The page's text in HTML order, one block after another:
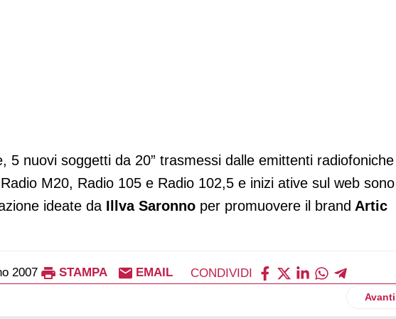
5 nuovi soggetti da 20” trasmessi dalle emittenti radiofoniche
M20, Radio 105 e Radio 102,5 e inizi ative sul web
ideate da Illva Saronno per promuovere il brand Artic
2007 STAMPA EMAIL CONDIVIDI
Avanti